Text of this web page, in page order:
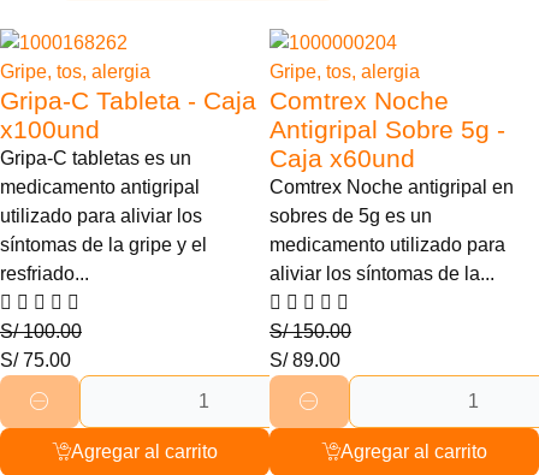
25% Descuento
Gripe, tos, alergia
Gripa-C Tableta - Caja
x100und
Gripa-C tabletas es un
medicamento antigripal
utilizado para aliviar los
síntomas de la gripe y el
resfriado...
S/100.00
S/75.00
Agregar al carrito
41% Descuento
Gripe, tos, alergia
Comtrex Noche
Antigripal Sobre 5g -
Caja x60und
Comtrex Noche antigripal en
sobres de 5g es un
medicamento utilizado para
aliviar los síntomas de la...
S/150.00
S/89.00
Agregar al carrito